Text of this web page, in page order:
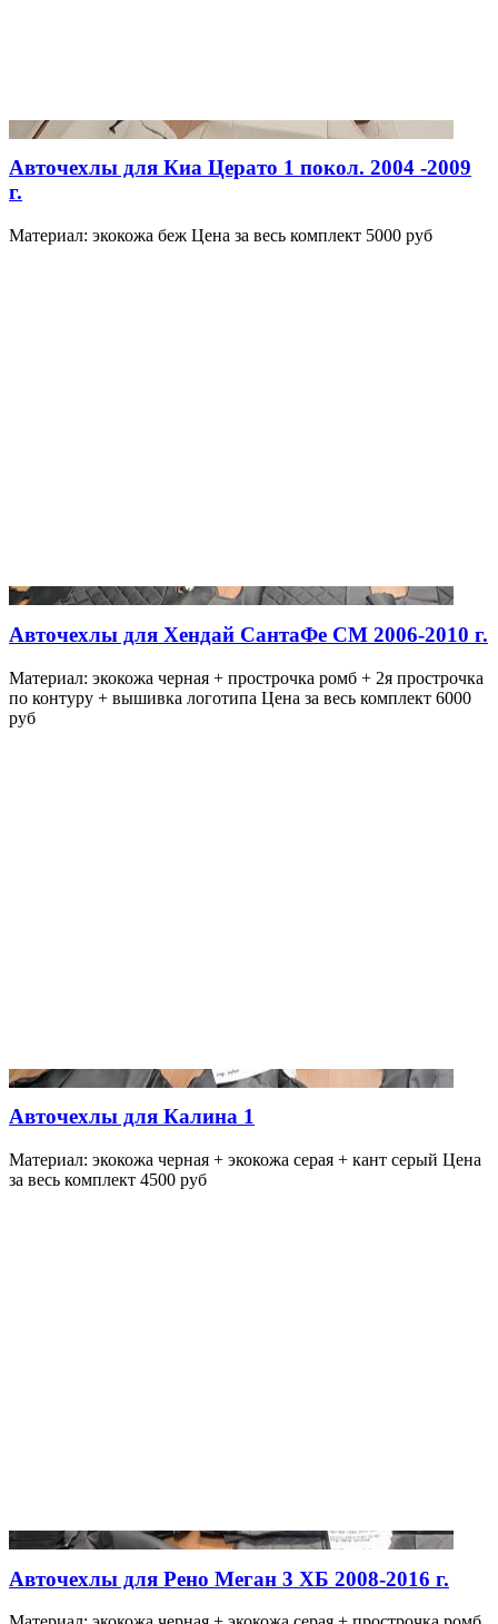
Авточехлы для Киа Церато 1 покол. 2004 -2009
г.
Материал: экокожа беж Цена за весь комплект 5000 руб
Авточехлы для Хендай СантаФе СМ 2006-2010 г.
Материал: экокожа черная + прострочка ромб + 2я прострочка
по контуру + вышивка логотипа Цена за весь комплект 6000
руб
Авточехлы для Калина 1
Материал: экокожа черная + экокожа серая + кант серый Цена
за весь комплект 4500 руб
Авточехлы для Рено Меган 3 ХБ 2008-2016 г.